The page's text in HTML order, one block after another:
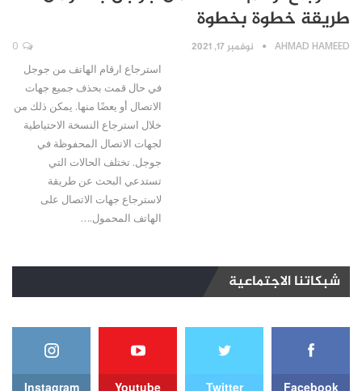
طريقة خطوة بخطوة
AHMAD HAMEED نوفمبر 17, 2021
استرجاع ارقام الهاتف من جوجل
في حال قمت بحذف جميع جهات
الاتصال أو يعضًا منها. يمكن ذلك من
خلال استرجاع النسخة الاحتياطية
لجهات الاتصال المحفوظة في
جوجل. تختلف الحالات التي
تستدعي البحث عن طريقة
لاسترجاع جهات الاتصال على
الهاتف المحمول.…
شبكاتنا الاجتماعية
Facebook
Twitter
Youtube
Instagram